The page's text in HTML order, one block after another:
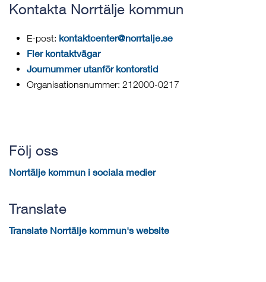
Kontakta Norrtälje kommun
E-post: kontaktcenter@norrtalje.se
Fler kontaktvägar
Journummer utanför kontorstid
Organisationsnummer: 212000-0217
Följ oss
Norrtälje kommun i sociala medier
Translate
Translate Norrtälje kommun's website